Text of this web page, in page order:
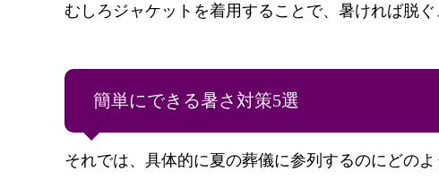
むしろジャケットを着用することで、暑ければ脱
簡単にできる暑さ対策5選
それでは、具体的に夏の葬儀に参列するのにどの